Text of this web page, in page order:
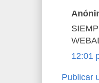
12:01
Publicar